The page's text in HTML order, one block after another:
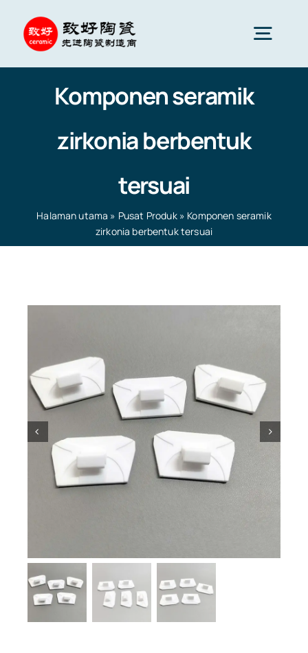
content
Seramik Lanjutan
Komponen seramik
Perkhidmatan
Gunaan Seramik
Komponen seramik
zirkonia berbentuk
tersuai
Halaman utama » Pusat Produk» Komponen seramik
zirkonia berbentuk tersuai